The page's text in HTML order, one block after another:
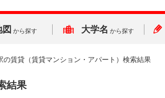
から探す 大学名 から探す
の賃貸（賃貸マンション・アパート）検索結果
結果